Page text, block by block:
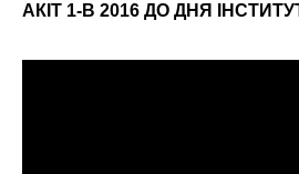
АКІТ 1-В 2016 ДО ДНЯ